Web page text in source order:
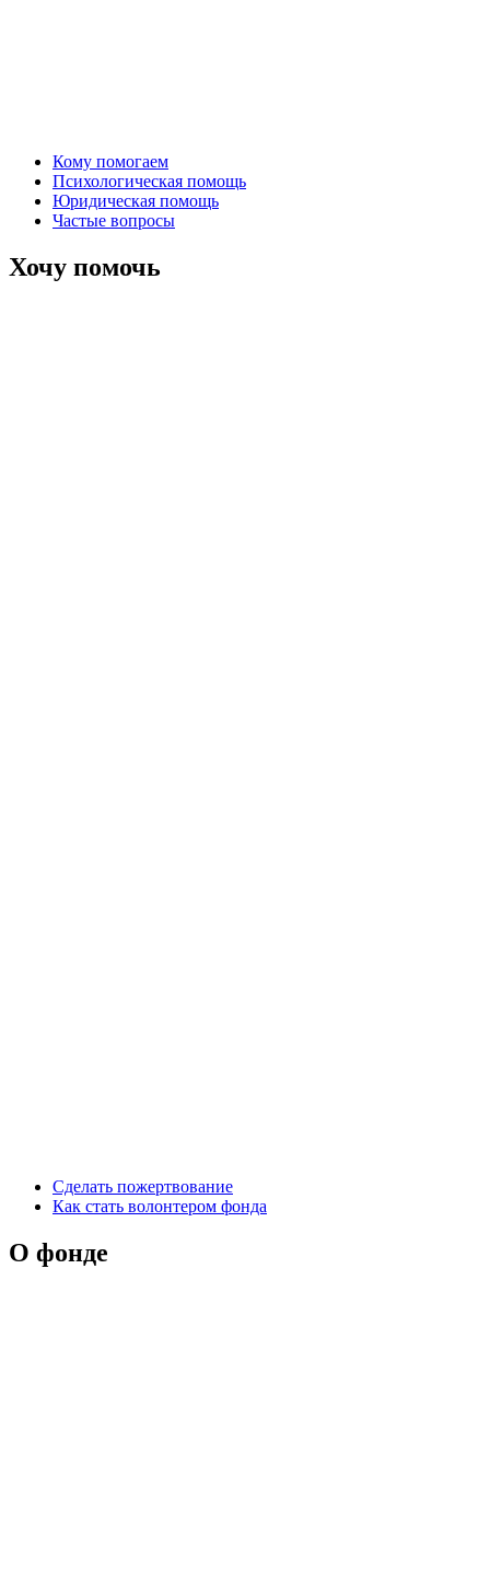
Кому помогаем
Психологическая помощь
Юридическая помощь
Частые вопросы
Хочу помочь
Сделать пожертвование
Как стать волонтером фонда
О фонде